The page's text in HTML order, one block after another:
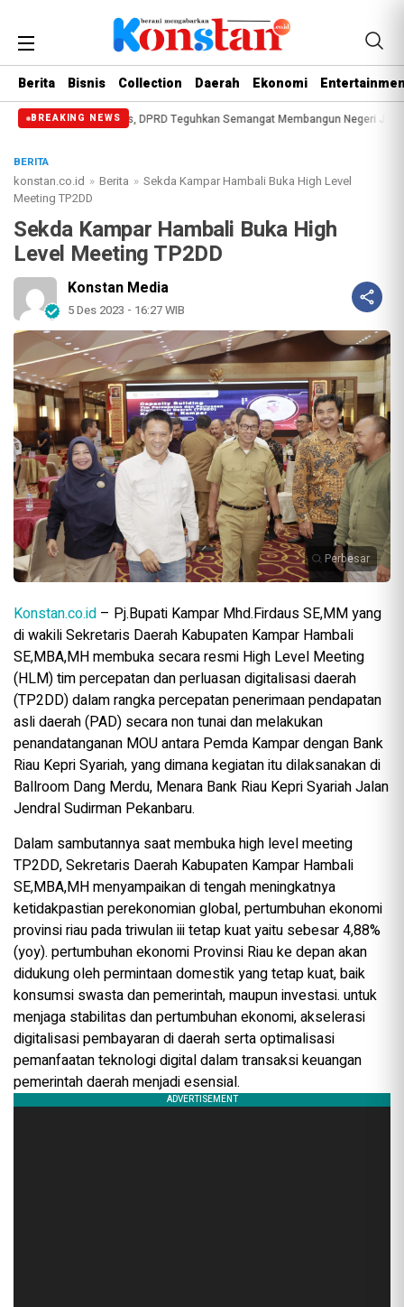
Berita Bisnis Collection Daerah Ekonomi
BREAKING NEWS
Bengkalis, DPRD Teguhkan Semangat Membangun Negeri Junjungan
BERITA
konstan.co.id » Berita » Sekda Kampar Hambali Buka High Level
Meeting TP2DD
Sekda Kampar Hambali Buka High
Level Meeting TP2DD
Konstan Media
5 Des 2023 - 16:27 WIB
Perbesar
Konstan.co.id – Pj.Bupati Kampar Mhd.Firdaus SE,MM yang
di wakili Sekretaris Daerah Kabupaten Kampar Hambali
SE,MBA,MH membuka secara resmi High Level Meeting
(HLM) tim percepatan dan perluasan digitalisasi daerah
(TP2DD) dalam rangka percepatan penerimaan pendapatan
asli daerah (PAD) secara non tunai dan melakukan
penandatanganan MOU antara Pemda Kampar dengan Bank
Riau Kepri Syariah, yang dimana kegiatan itu dilaksanakan di
Ballroom Dang Merdu, Menara Bank Riau Kepri Syariah Jalan
Jendral Sudirman Pekanbaru.
Dalam sambutannya saat membuka high level meeting
TP2DD, Sekretaris Daerah Kabupaten Kampar Hambali
SE,MBA,MH menyampaikan di tengah meningkatnya
ketidakpastian perekonomian global, pertumbuhan ekonomi
provinsi riau pada triwulan iii tetap kuat yaitu sebesar 4,88%
(yoy). pertumbuhan ekonomi Provinsi Riau ke depan akan
didukung oleh permintaan domestik yang tetap kuat, baik
konsumsi swasta dan pemerintah, maupun investasi. untuk
menjaga stabilitas dan pertumbuhan ekonomi, akselerasi
digitalisasi pembayaran di daerah serta optimalisasi
pemanfaatan teknologi digital dalam transaksi keuangan
pemerintah daerah menjadi esensial.